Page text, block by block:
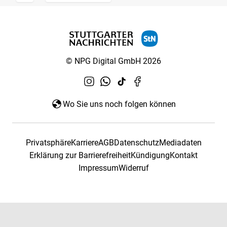
© NPG Digital GmbH 2026
Wo Sie uns noch folgen können
PrivatsphäreKarriereAGBDatenschutzMediadaten
Erklärung zur BarrierefreiheitKündigungKontakt
ImpressumWiderruf